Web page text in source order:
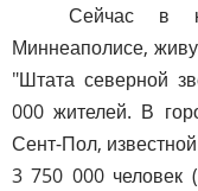
Сейчас в
Миннеаполисе,
"Штата северной
000 жителей. В
Сент-Пол,
3 750 000 человек